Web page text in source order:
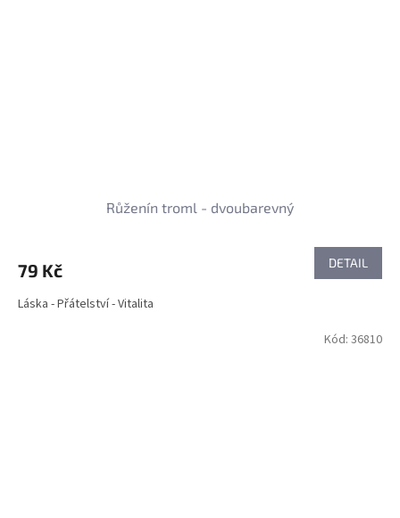
Růženín troml - dvoubarevný
79 Kč DETAIL
Láska - Přátelství - Vitalita
Kód: 36810